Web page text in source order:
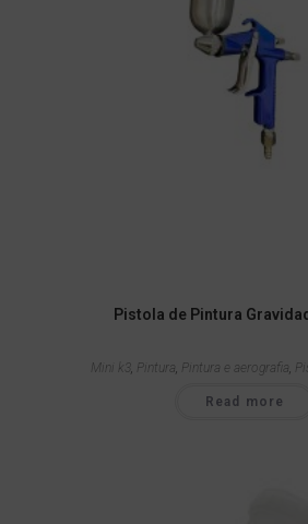
Pistola de Pintura
Mini k3 Pintura Pintura e aerografia
Read more